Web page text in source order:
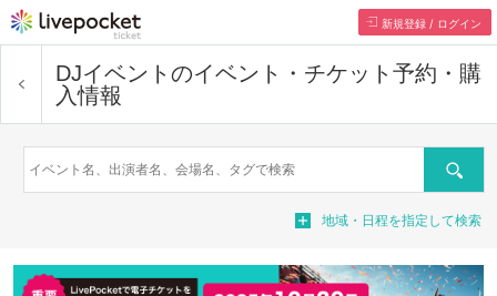
新規登録 / ログイン
DJイベント のイベント・チケット予約・購
入情報
検索
地域・日程を指定して検索